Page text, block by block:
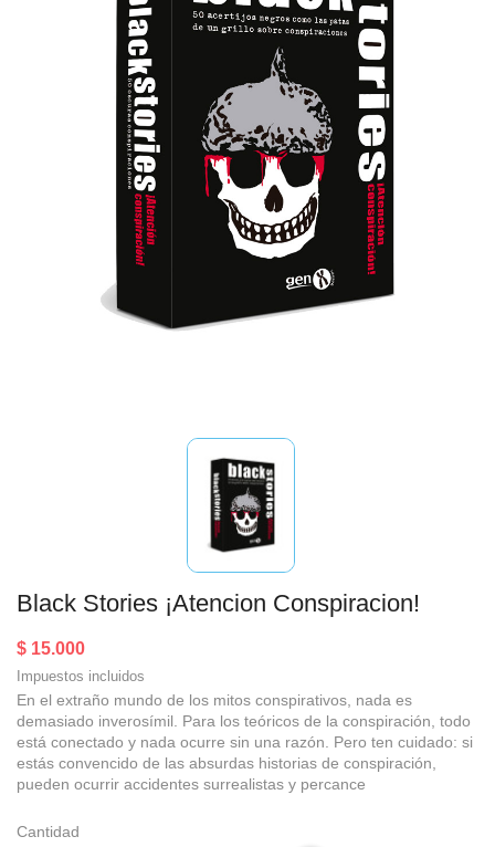
Black Stories ¡Atencion Conspiracion!
$ 15.000
Impuestos incluidos
En el extraño mundo de los mitos conspirativos, nada es
demasiado inverosímil. Para los teóricos de la conspiración, todo
está conectado y nada ocurre sin una razón. Pero ten cuidado: si
estás convencido de las absurdas historias de conspiración,
pueden ocurrir accidentes surrealistas y percance
Cantidad